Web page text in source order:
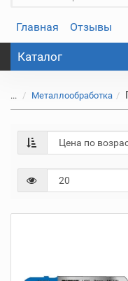
Главная Отзывы
Каталог
... Металлообработка